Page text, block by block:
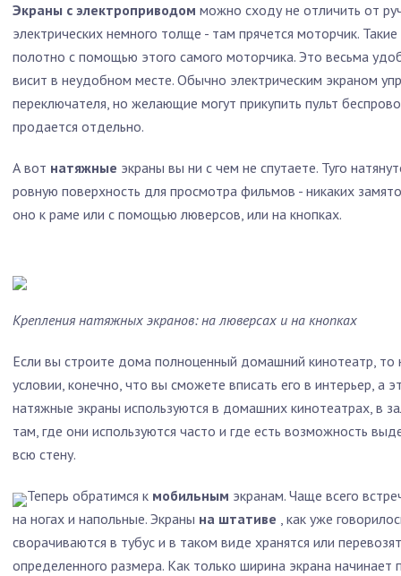
Экраны с электроприводом можно сходу не отличить от
электрических немного толще - там прячется моторчик.
полотно с помощью этого самого моторчика. Это весьма
висит в неудобном месте. Обычно электрическим экраном
переключателя, но желающие могут прикупить пульт
продается отдельно.
А вот натяжные экраны вы ни с чем не спутаете. Туго
ровную поверхность для просмотра фильмов - никаких
оно к раме или с помощью люверсов, или на кнопках.
Крепления натяжных экранов: на люверсах и на кнопках
Если вы строите дома полноценный домашний кинотеатр,
условии, конечно, что вы сможете вписать его в интерьер, а
натяжные экраны используются в домашних кинотеатрах, в
там, где они используются часто и где есть возможность
всю стену.
Теперь обратимся к мобильным экранам. Чаще всего
на ногах и напольные. Экраны на штативе , как уже
сворачиваются в тубус и в таком виде хранятся или
определенного размера. Как только ширина экрана